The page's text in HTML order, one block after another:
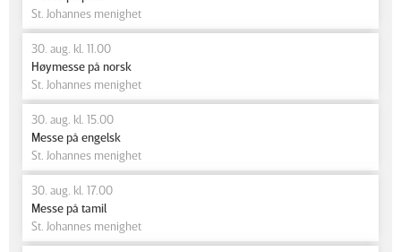
St. Johannes menighet
30. aug. kl. 11.00
Høymesse på norsk
St. Johannes menighet
30. aug. kl. 15.00
Messe på engelsk
St. Johannes menighet
30. aug. kl. 17.00
Messe på tamil
St. Johannes menighet